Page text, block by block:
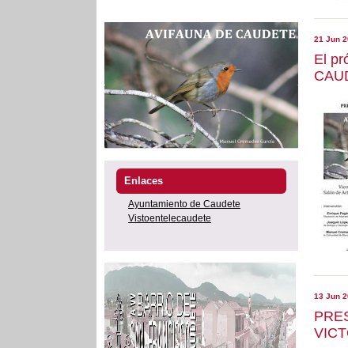
Enlaces
Ayuntamiento de Caudete
Vistoentelecaudete
21 Jun
El
13 Jun